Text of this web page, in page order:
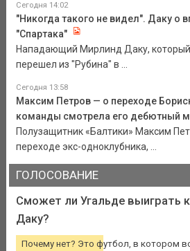
Сегодня 14:02
"Никогда такого не видел". Даку о
"Спартака"
Нападающий Мирлинд Даку,
перешел из "Рубина" в ...
Сегодня 13:58
Максим Петров — о переходе
команды смотрела его дебютный
Полузащитник «Балтики» Максим
переходе экс-одноклубника, ...
ГОЛОСОВАНИЕ
Сможет ли Угальде выиграть
Даку?
Почему нет? Это футбол, в котором